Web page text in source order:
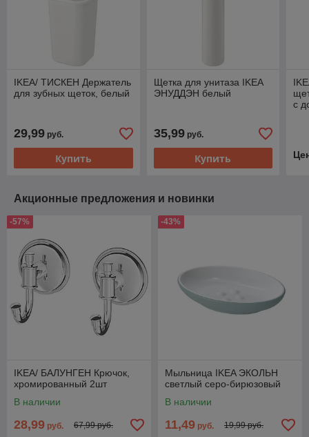
IKEA/ ТИСКЕН Держатель
для зубных щеток, белый
29,99 руб.
Купить
Щетка для унитаза IKEA
ЭНУДДЭН белый
35,99руб.
Купить
с
Акционные предложения и новинки
-57%
IKEA/ БАЛУНГЕН Крючок,
хромированный 2шт
В наличии
28,99 руб. 67,99 руб.
-43%
Мыльница IKEA ЭКОЛЬН
светлый серо-бирюзовый
В наличии
11,49 руб. 19,99 руб.